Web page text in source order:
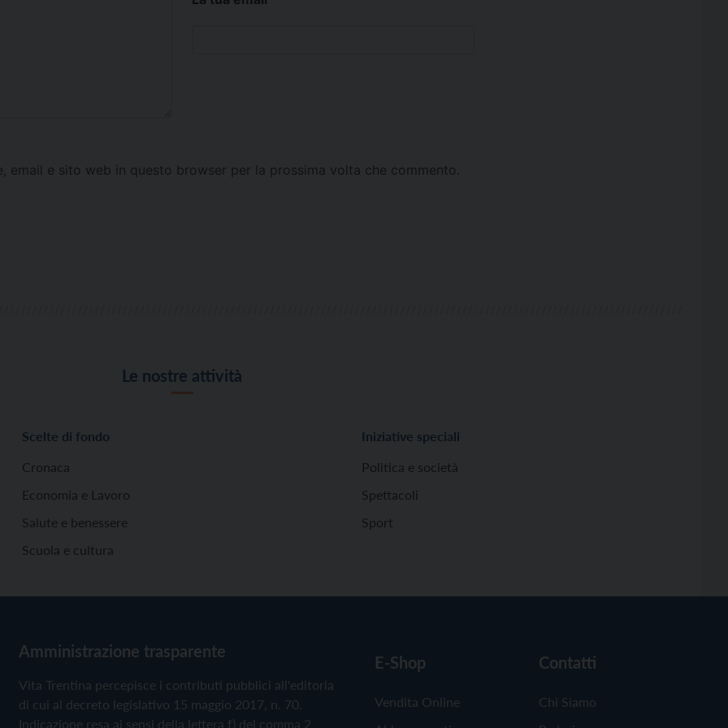
email e sito web in questo browser per la prossima volta che commento.
Le nostre attività
Scelte di fondo
Cronaca
Economia e Lavoro
Salute e benessere
Scuola e cultura
Iniziative speciali
Politica e società
Spettacoli
Sport
Amministrazione trasparente
Vita Trentina percepisce i contributi pubblici all'editoria
di cui al decreto legislativo 15 maggio 2017, n. 70.
Indicazione resa ai sensi della lettera f) del comma 2
E-Shop
Vendita Online
Contatti
Chi Siamo